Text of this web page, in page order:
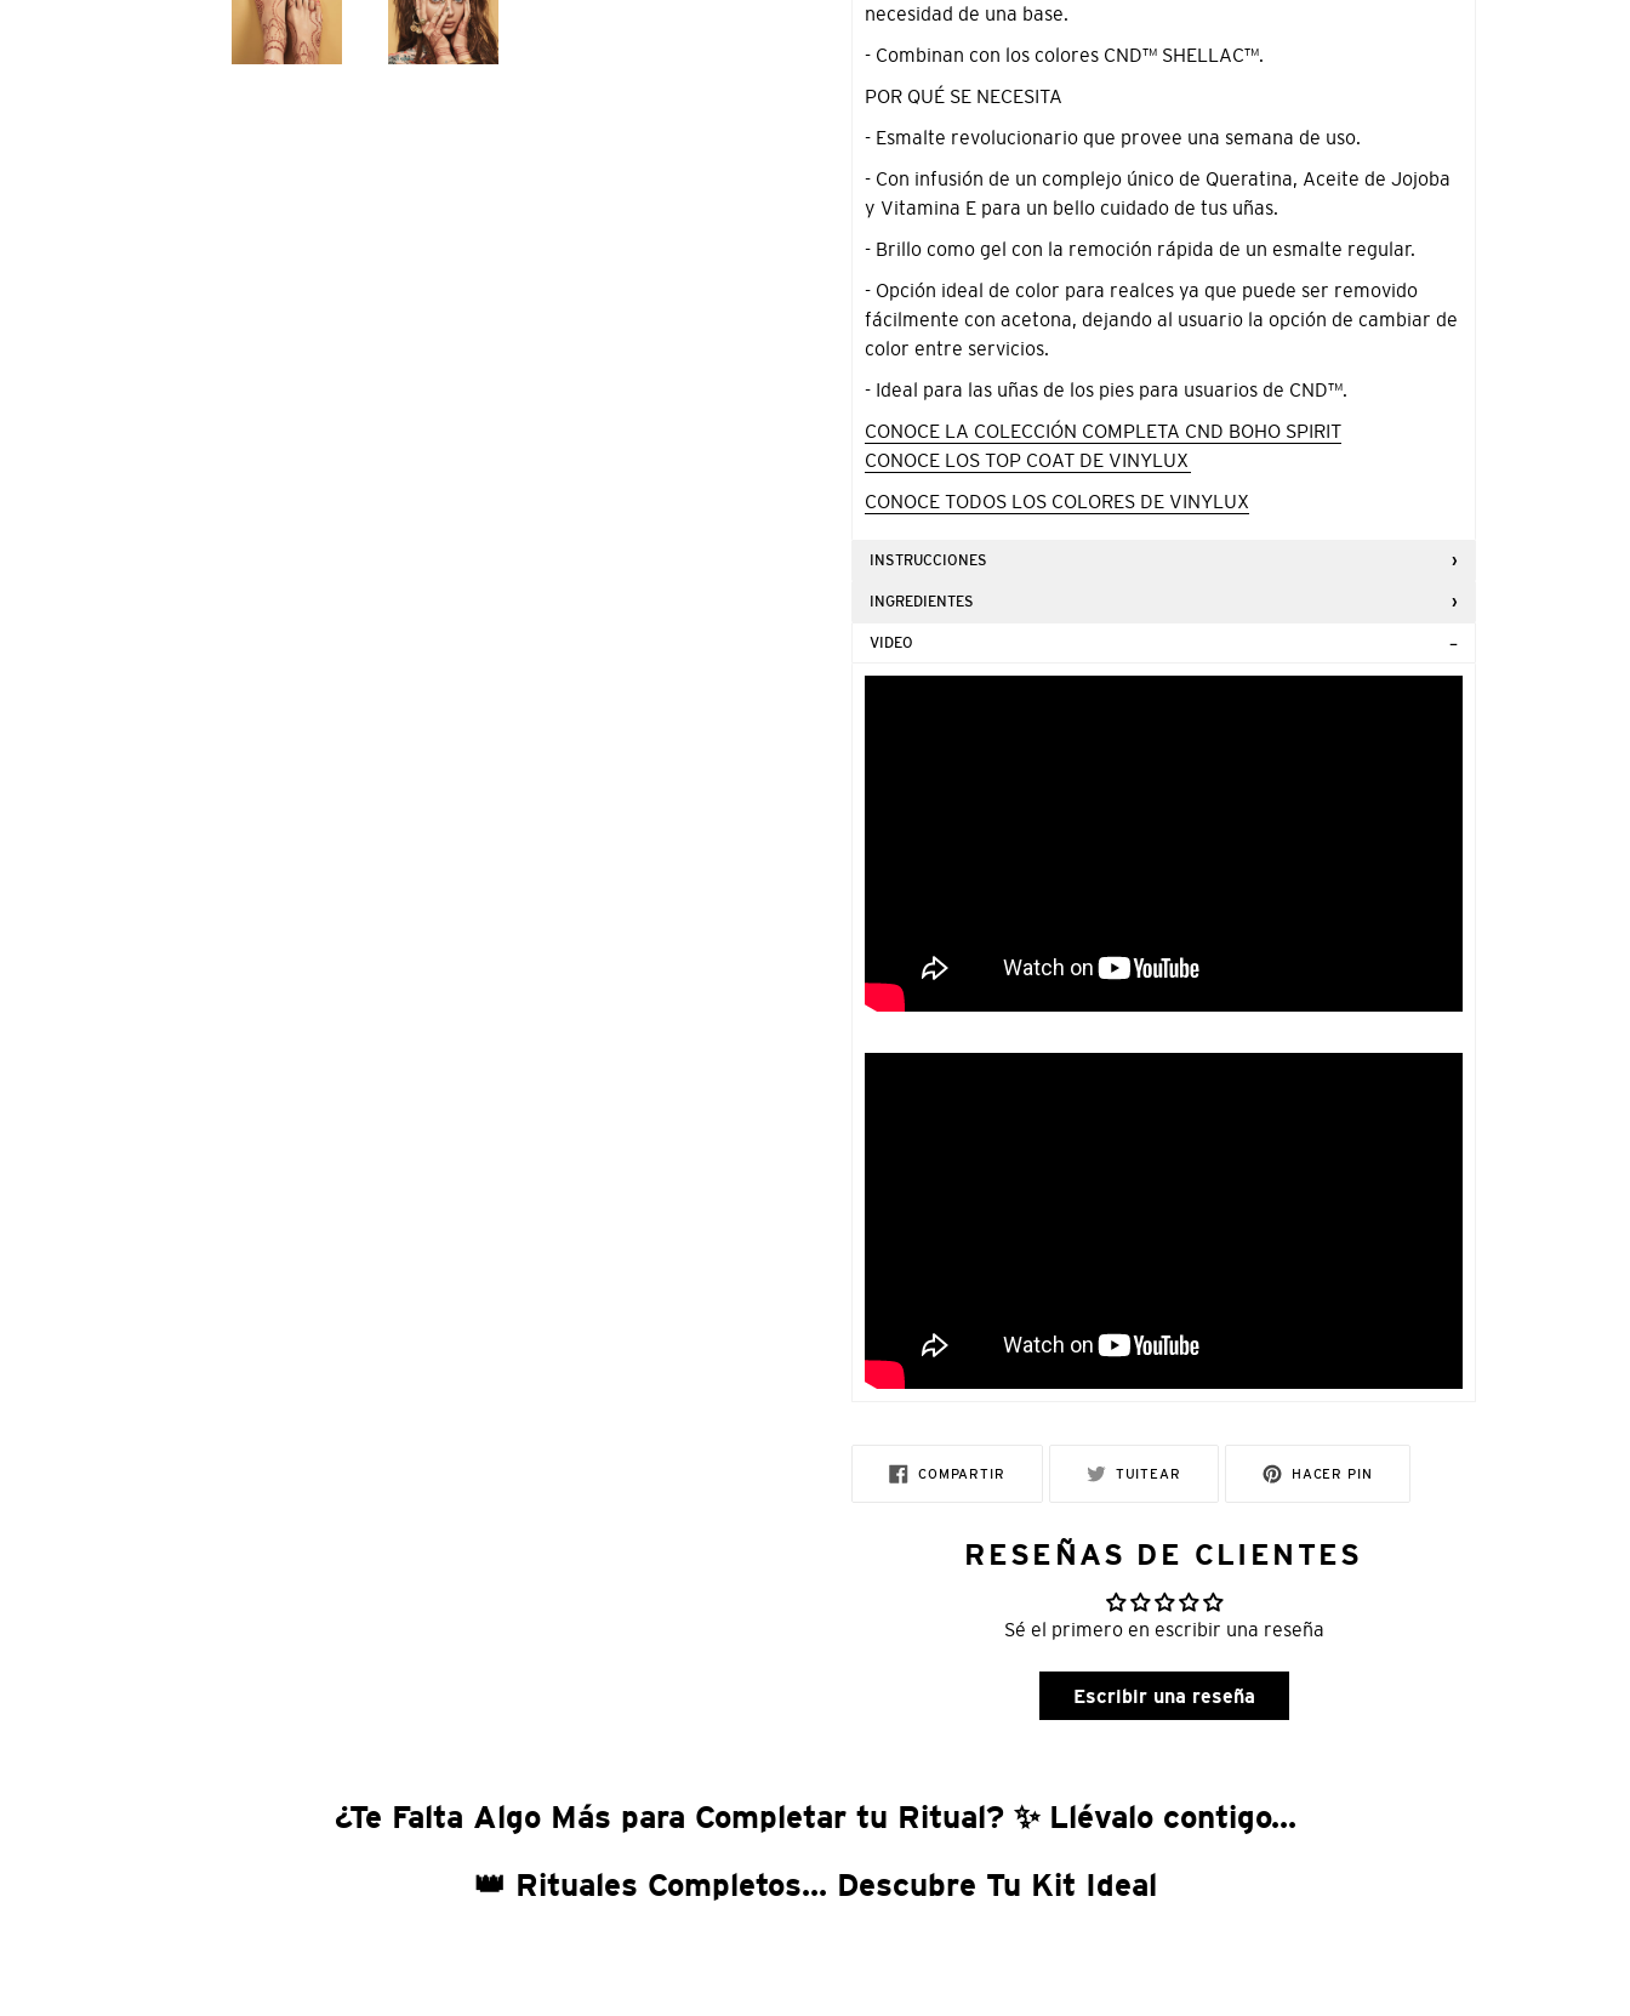
necesidad de una base.
- Combinan con los colores CND™ SHELLAC™.
POR QUÉ SE NECESITA
- Esmalte revolucionario que provee una semana de uso.
- Con infusión de un complejo único de Queratina, Aceite de Jojoba
y Vitamina E para un bello cuidado de tus uñas.
- Brillo como gel con la remoción rápida de un esmalte regular.
- Opción ideal de color para realces ya que puede ser removido
fácilmente con acetona, dejando al usuario la opción de cambiar de
color entre servicios.
- Ideal para las uñas de los pies para usuarios de CND™.
CONOCE LA COLECCIÓN COMPLETA CND BOHO SPIRIT
CONOCE LOS TOP COAT DE VINYLUX
CONOCE TODOS LOS COLORES DE VINYLUX
INSTRUCCIONES
INGREDIENTES
VIDEO
COMPARTIR COMPARTIR
TUITEAR HACER PIN
RESEÑAS DE CLIENTES
Sé el primero en escribir una reseña
Escribir una reseña
¿Te Falta Algo Más para Completar tu Ritual? ✨ Llévalo contigo...
👑 Rituales Completos... Descubre Tu Kit Ideal